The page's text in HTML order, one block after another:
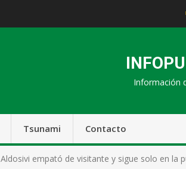
Información
Tsunami Contacto
Aldosivi empató de visitante y sigue solo en la